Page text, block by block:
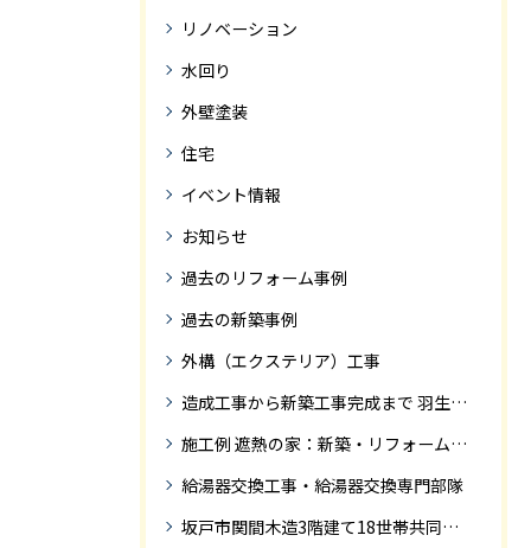
リノベーション
水回り
外壁塗装
住宅
イベント情報
お知らせ
過去のリフォーム事例
過去の新築事例
外構（エクステリア）工事
造成工事から新築工事完成まで 羽生市Ｓ様邸新築工事・
施工例 遮熱の家：新築・リフォーム ドローンにて空撮
給湯器交換工事・給湯器交換専門部隊
坂戸市関間木造3階建て18世帯共同住宅の完成迄紹介